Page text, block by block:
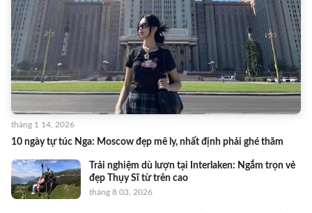
10 ngày tự túc Nga: Moscow đẹp mê ly, nhất định phải ghé thăm
tháng 1 14, 2026
Trải nghiệm dù lượn tại Interlaken: Ngắm trọn vẻ
đẹp Thụy Sĩ từ trên cao
tháng 8 03, 2026